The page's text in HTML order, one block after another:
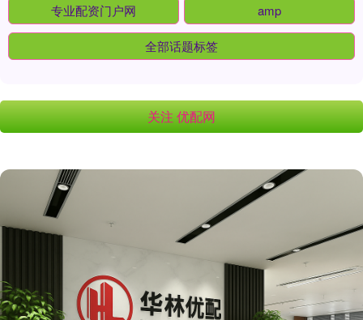
专业配资门户网 amp
全部话题标签
关注 优配网